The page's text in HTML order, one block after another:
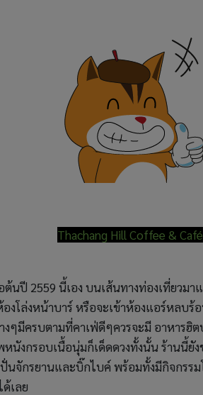
Thachang Hill Coffee & Café
นปี 2559 นี้เอง บนเส้นทางท่องเที่ยวม
งโล่งหน้าบาร์ หรือจะเข้าห้องแอร์หลบร้
ๆมีครบตามที่คาเฟ่ดีๆควรจะมี อาหารฮิ
นังกรอบเนื้อนุ่มก็เด็ดดวงทั้งนั้น ร้านนี้ยั
นจักรยานและบิ๊กไบค์ พร้อมทั้งมีกิจกรร
เลย